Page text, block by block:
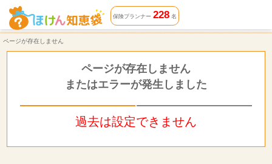
ページが存在しません | ほけん知恵袋
保険プランナー 228名
ページが存在しません
ページが存在しません
またはエラーが発生しました
過去は設定できません